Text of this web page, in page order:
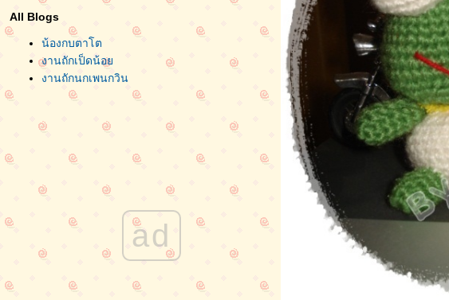
All Blogs
น้องกบตาโต
งานถักเป็ดน้อ
งานถักนกเพนกวิน
ad